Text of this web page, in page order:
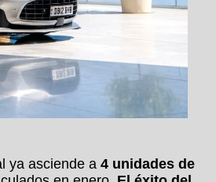
ya asciende a 4 unidades de